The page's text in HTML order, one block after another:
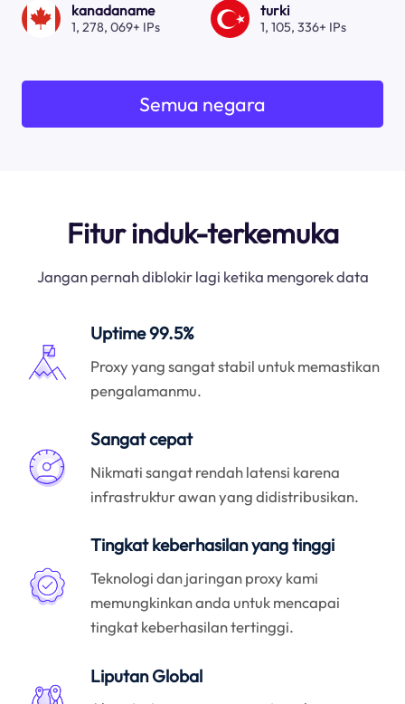
kanadaname
1, 278, 069+ IPs
turki
1, 105, 336+ IPs
Semua negara
Fitur induk-terkemuka
Jangan pernah diblokir lagi ketika mengorek data
Uptime 99.5%
Proxy yang sangat stabil untuk memastikan
pengalamanmu.
Sangat cepat
Nikmati sangat rendah latensi karena
infrastruktur awan yang didistribusikan.
Tingkat keberhasilan yang tinggi
Teknologi dan jaringan proxy kami
memungkinkan anda untuk mencapai
tingkat keberhasilan tertinggi.
Liputan Global